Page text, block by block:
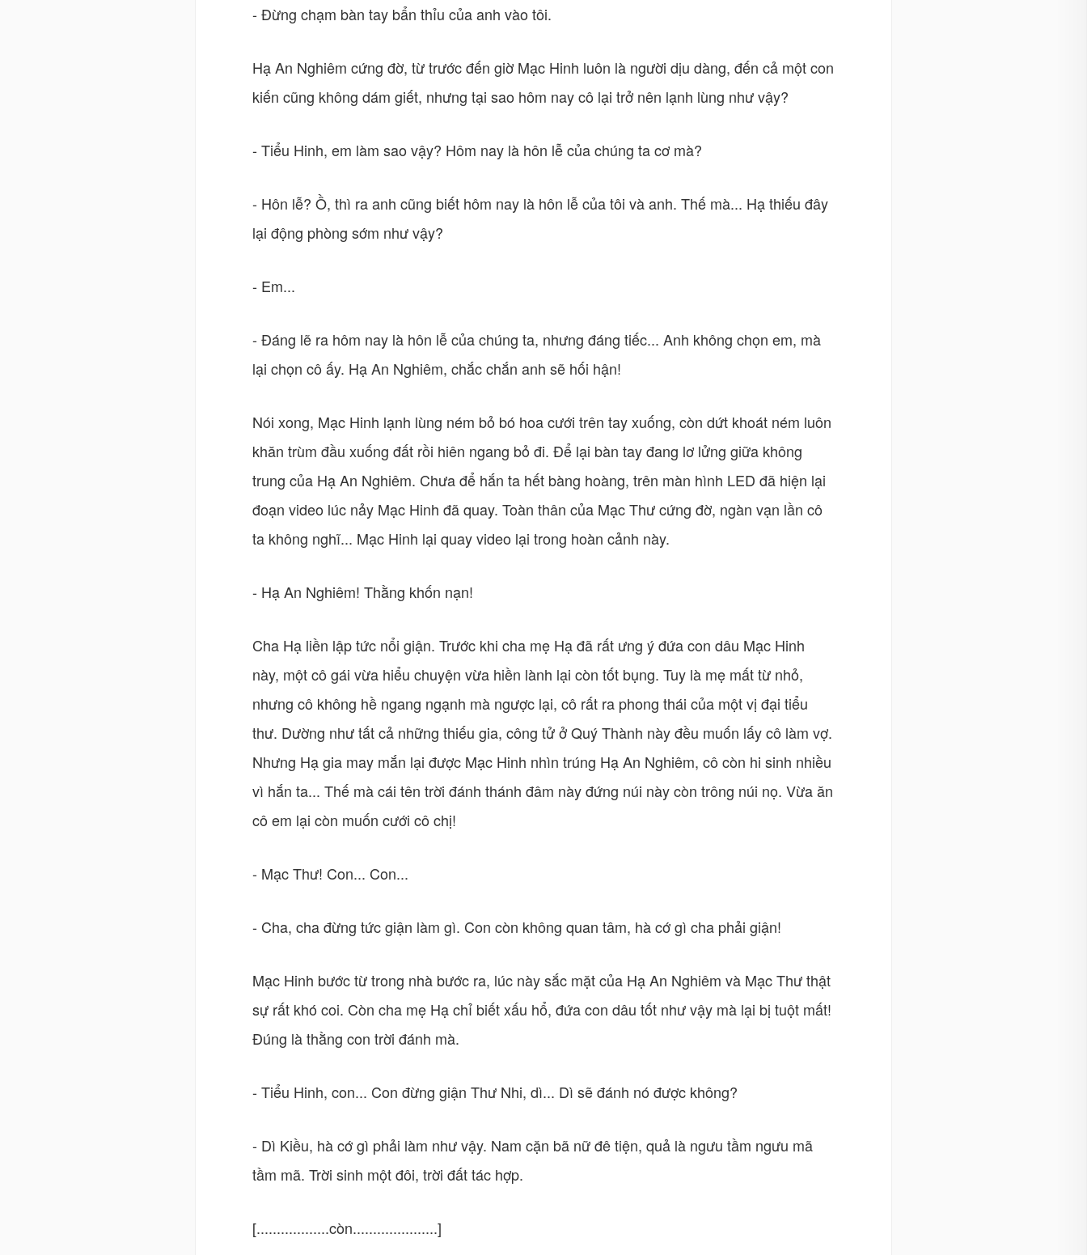
- Đừng chạm bàn tay bẩn thỉu của anh vào tôi.
Hạ An Nghiêm cứng đờ, từ trước đến giờ Mạc Hinh luôn là người dịu dàng, đến cả một con
kiến cũng không dám giết, nhưng tại sao hôm nay cô lại trở nên lạnh lùng như vậy?
- Tiểu Hinh, em làm sao vậy? Hôm nay là hôn lễ của chúng ta cơ mà?
- Hôn lễ? Ồ, thì ra anh cũng biết hôm nay là hôn lễ của tôi và anh. Thế mà... Hạ thiếu đây
lại động phòng sớm như vậy?
- Em...
- Đáng lẽ ra hôm nay là hôn lễ của chúng ta, nhưng đáng tiếc... Anh không chọn em, mà
lại chọn cô ấy. Hạ An Nghiêm, chắc chắn anh sẽ hối hận!
Nói xong, Mạc Hinh lạnh lùng ném bỏ bó hoa cưới trên tay xuống, còn dứt khoát ném luôn
khăn trùm đầu xuống đất rồi hiên ngang bỏ đi. Để lại bàn tay đang lơ lửng giữa không
trung của Hạ An Nghiêm. Chưa để hắn ta hết bàng hoàng, trên màn hình LED đã hiện lại
đoạn video lúc nảy Mạc Hinh đã quay. Toàn thân của Mạc Thư cứng đờ, ngàn vạn lần cô
ta không nghĩ... Mạc Hinh lại quay video lại trong hoàn cảnh này.
- Hạ An Nghiêm! Thằng khốn nạn!
Cha Hạ liền lập tức nổi giận. Trước khi cha mẹ Hạ đã rất ưng ý đứa con dâu Mạc Hinh
này, một cô gái vừa hiểu chuyện vừa hiền lành lại còn tốt bụng. Tuy là mẹ mất từ nhỏ,
nhưng cô không hề ngang ngạnh mà ngược lại, cô rất ra phong thái của một vị đại tiểu
thư. Dường như tất cả những thiếu gia, công tử ở Quý Thành này đều muốn lấy cô làm vợ.
Nhưng Hạ gia may mắn lại được Mạc Hinh nhìn trúng Hạ An Nghiêm, cô còn hi sinh nhiều
vì hắn ta... Thế mà cái tên trời đánh thánh đâm này đứng núi này còn trông núi nọ. Vừa ăn
cô em lại còn muốn cưới cô chị!
- Mạc Thư! Con... Con...
- Cha, cha đừng tức giận làm gì. Con còn không quan tâm, hà cớ gì cha phải giận!
Mạc Hinh bước từ trong nhà bước ra, lúc này sắc mặt của Hạ An Nghiêm và Mạc Thư thật
sự rất khó coi. Còn cha mẹ Hạ chỉ biết xấu hổ, đứa con dâu tốt như vậy mà lại bị tuột mất!
Đúng là thằng con trời đánh mà.
- Tiểu Hinh, con... Con đừng giận Thư Nhi, dì... Dì sẽ đánh nó được không?
- Dì Kiều, hà cớ gì phải làm như vậy. Nam cặn bã nữ đê tiện, quả là ngưu tầm ngưu mã
tầm mã. Trời sinh một đôi, trời đất tác hợp.
[..................còn.....................]